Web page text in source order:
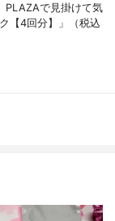
PLAZAで見掛けて気
【4回分】」（税込